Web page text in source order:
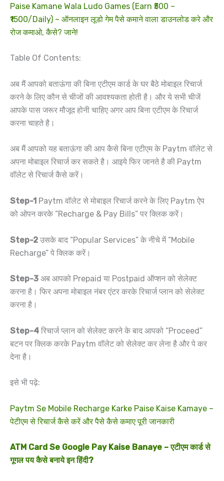
Paise Kamane Wala Ludo Games (Earn ₹500 –
₹1500/Daily) – ऑनलाइन लूडो गेम पैसे कमाने वाला डाउनलोड करे और
रोज कमाओ, कैसे? जाने!
Table Of Contents:
अब मैं आपको बताऊंगा की बिना एटीएम कार्ड के घर बैठे मोबाइल रिचार्ज
करने के लिए कौन से चीजों की आवश्यकता होती है। और ये सभी चीजें
आपके पास जरूर मौजूद होनी चाहिए अगर आप बिना एटीएम के रिचार्ज
करना चाहते है।
अब मैं आपको यह बताऊंगा की आप कैसे बिना एटीएम के Paytm वॉलेट से
अपना मोबाइल रिचार्ज कर सकते है। आइये फिर जानते है की Paytm
वॉलेट से रिचार्ज कैसे करें।
Step-1 Paytm वॉलेट से मोबाइल रिचार्ज करने के लिए Paytm ऐप
को ओपन करके “Recharge & Pay Bills” पर क्लिक करें।
Step-2 उसके बाद “Popular Services” के नीचे में “Mobile
Recharge” पे क्लिक करें।
Step-3 अब आपको Prepaid या Postpaid ऑप्शन को सेलेक्ट
करना है। फिर अपना मोबाइल नंबर एंटर करके रिचार्ज प्लान को सेलेक्ट
करना है।
Step-4 रिचार्ज प्लान को सेलेक्ट करने के बाद आपको “Proceed”
बटन पर क्लिक करके Paytm वॉलेट को सेलेक्ट कर लेना है और पे कर
देना है।
इसे भी पढ़े:
Paytm Se Mobile Recharge Karke Paise Kaise Kamaye –
पेटीएम से रिचार्ज कैसे करें और पैसे कैसे कमाए पूरी जानकारी
ATM Card Se Google Pay Kaise Banaye – एटीएम कार्ड से
गूगल पय कैसे बनाये इन हिंदी?